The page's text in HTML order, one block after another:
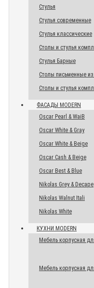
Стулья
Стулья современные
Стулья классические
Столы и стулья
Стулья Барные
Столы письменные из
Столы и стулья
ФАСАДЫ MODERN
Oscar Pearl & WaiB
Oscar White & Gray
Oscar White & Beige
Oscar Cash & Beige
Oscar Best & Blue
Nikolas Grey & Decape
Nikolas Walnut Itali
Nikolas White
КУХНИ MODERN
Мебель корпусная
Мебель корпусная